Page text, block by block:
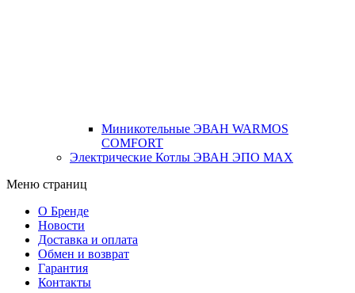
Миникотельные ЭВАН WARMOS
COMFORT
Электрические Котлы ЭВАН ЭПО MAX
Меню страниц
О Бренде
Новости
Доставка и оплата
Обмен и возврат
Гарантия
Контакты